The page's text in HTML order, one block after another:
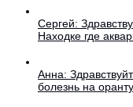
Сергей:
Находке где
Анна:
болезнь на